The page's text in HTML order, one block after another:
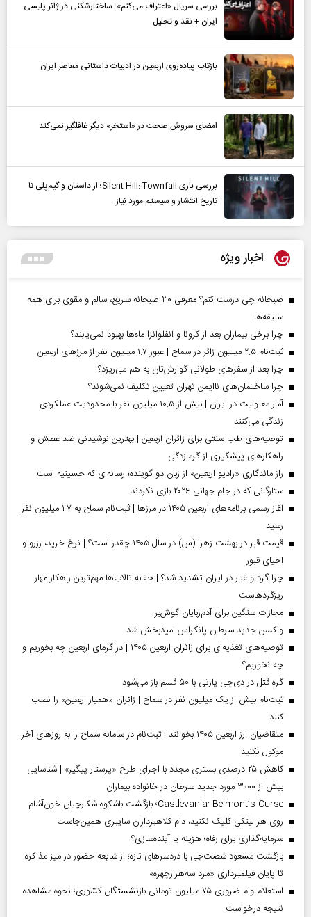
بررسی سریال «اعتراف می‌کنم»؛ ساختارشکنی در ژانر پلیسی
ایران + نقد و تحلیل
بازتاب پیاده‌روی اربعین در ادبیات داستانی معاصر ایران
امضای سروش صحت در «استخر» دیگر غافلگیر نمی‌کند
بررسی بازی Silent Hill: Townfall؛ از داستان و گیم‌پلی تا
تاریخ انتشار و سیستم مورد نیاز
اخبار ویژه
صبحانه چی درست کنم؟ معرفی ۳۰ صبحانه سریع، سالم و مقوی برای همه
سلیقه‌ها
چرا برخی بیماران بعد از کرونا و آنفلوآنزا ماه‌ها بهبود نمی‌یابند؟
ثبت‌نام ۲.۵ میلیون زائر در سماح | عبور ۱.۷ میلیون نفر از مرز‌های اربعین
چرا بعد از سفرهای طولانی گوارش‌تان به هم می‌ریزد؟
چرا ساختمان‌های ناایمن تهران تعیین تکلیف نمی‌شوند؟
آمار معلولیت در ایران | بیش از ۱۰.۵ میلیون نفر با محدودیت عملکردی
زندگی می‌کنند
توصیه‌های طب سنتی برای زائران اربعین | بهترین نوشیدنی ضد عطش و
راهکارهای پیشگیری از گرمازدگی
راز ماندگاری «رادیو اربعین» از زبان دو گوینده؛ رسانه‌ای که حسینیه است
ستارگانی که در جام جهانی ۲۰۲۶ بازی نکردند
آغاز رسمی برنامه‌های اربعین ۱۴۰۵ در مرز‌ها | ثبت‌نام سماح به ۱.۷ میلیون نفر
رسید
قیمت قبر در بهشت زهرا (س) در سال ۱۴۰۵ چقدر است؟ | نرخ خرید، رزرو و
احیای قبور
چرا گرد و غبار در ایران تشدید شد؟ | حقابه تالاب‌ها مهم‌ترین راهکار مهار
ریزگردهاست
مجازات سنگین برای آدم‌ربایان گوش‌بر
واکسن جدید سرطان پانکراس امیدبخش شد
توصیه‌های تغذیه‌ای برای زائران اربعین ۱۴۰۵ | در گرمای اربعین چه بخوریم و
چه نخوریم؟
گره قتل در دی‌جی پارتی با ۵۰ قسم باز می‌شود
ثبت‌نام بیش از یک میلیون نفر در سماح | زائران «همیار اربعین» را نصب
کنند
متقاضیان ارز اربعین ۱۴۰۵ بخوانند | ثبت‌نام در سامانه سماح را به روز‌های آخر
موکول نکنید
کاهش ۲۵ درصدی بستری مجدد با اجرای طرح «پرستار پیگیر» | شناسایی
بیش از ۳۰۰۰ مورد جدید سرطان در خانواده بیماران
Castlevania: Belmont’s Curse؛ بازگشت باشکوه شکارچیان خون‌آشام
روی هر لینکی کلیک نکنید، دام کلاهبرداران سایبری همین‌جاست
سرمایه‌گذاری برای رفاه؛ هزینه یا آینده‌سازی؟
بازگشت مسعود شصت‌چی با دردسر‌های تازه؛ از شایعه حضور در میز مذاکره
تا پایان فیلمبرداری «مرد سه‌هزارچهره»
استعلام وام ضروری ۷۵ میلیون تومانی بازنشستگان کشوری؛ نحوه مشاهده
نتیجه درخواست